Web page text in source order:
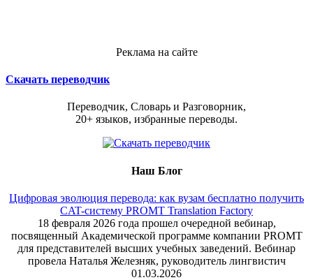
Реклама на сайте
Скачать переводчик
Переводчик, Словарь и Разговорник,
20+ языков, избранные переводы.
Наш Блог
Цифровая эволюция перевода: как вузам бесплатно получить
CAT-систему PROMT Translation Factory
18 февраля 2026 года прошел очередной вебинар,
посвященный Академической программе компании PROMT
для представителей высших учебных заведений. Вебинар
провела Наталья Железняк, руководитель лингвистич
01.03.2026